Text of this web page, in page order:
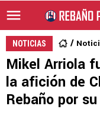
NOTICIAS
Mikel Arriola
la afición de
Rebaño por